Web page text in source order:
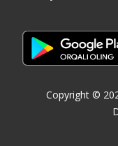
Copyright ©